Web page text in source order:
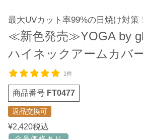
最大UVカット率99%の日焼け対策
≪新色発売≫YOGA by
ハイネックアームカバ
1件
商品番号 FT0477
返品交換可
¥2,420税込